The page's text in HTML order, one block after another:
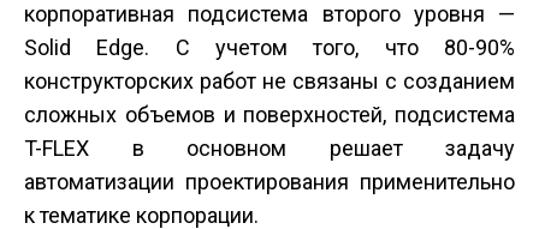
корпоративная подсистема второго уровня —
Solid Edge. С учетом того, что 80-90%
конструкторских работ не связаны с созданием
сложных объемов и поверхностей, подсистема
T-FLEX в основном решает задачу
автоматизации проектирования применительно
к тематике корпорации.